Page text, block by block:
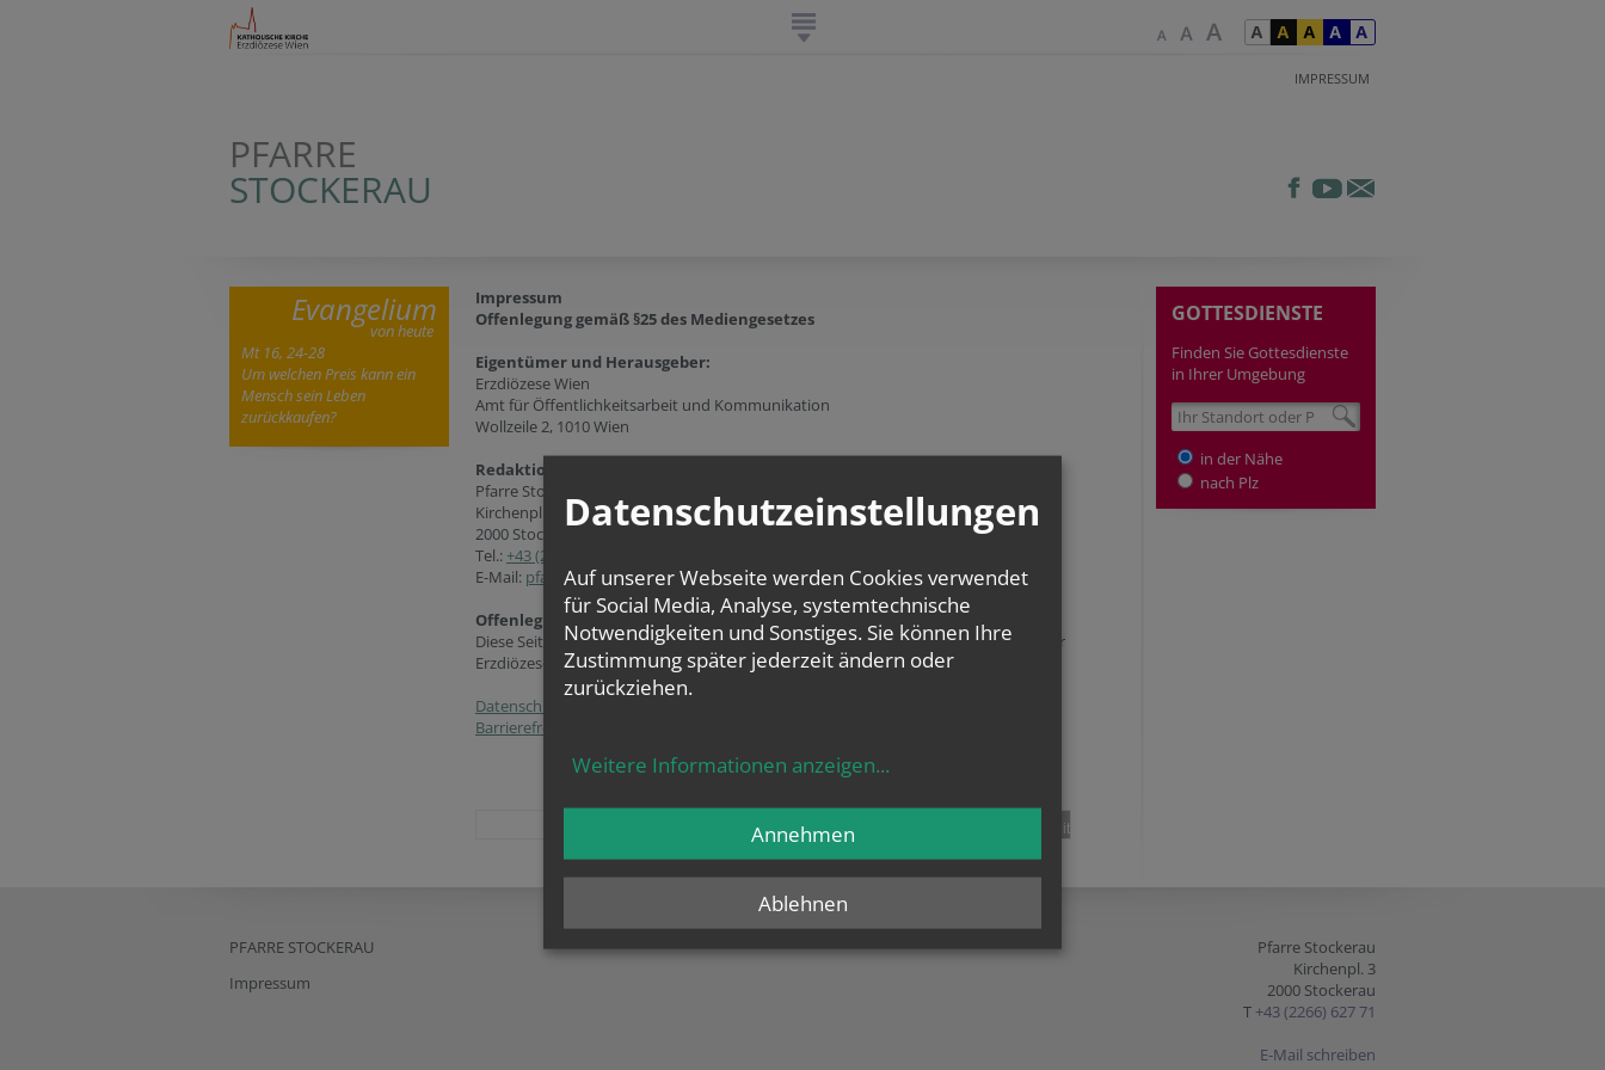
IMPRESSUM
PFARRE
STOCKERAU
Evangelium
von heute
Mt 16, 24-28
Um welchen Preis kann ein
Mensch sein Leben
zurückkaufen?
Impressum
Offenlegung gemäß §25 des Mediengesetzes
Eigentümer und Herausgeber:
Erzdiözese Wien
Amt für Öffentlichkeitsarbeit und Kommunikation
Wollzeile 2, 1010 Wien
Redaktion:
Pfarre Stockerau
Kirchenpl. 3
2000 Stockerau
Tel.: +43 (2266) 627 71
E-Mail: pfarre.stockerau@katholischekirche.at
Offenlegung zur grundlegenden Richtung:
Diese Seite ist der Webauftritt von Pfarre Stockerau im Rahmen des Webportals der
Erzdiözese Wien.
Datenschutzerklärung
Barrierefreiheitserklärung
tweet pin it
GOTTESDIENSTE
Finden Sie Gottesdienste
in Ihrer Umgebung
in der Nähe
nach Plz
PFARRE STOCKERAU
Impressum
Pfarre Stockerau
Kirchenpl. 3
2000 Stockerau
T +43 (2266) 627 71
E-Mail schreiben
Datenschutzeinstellungen
Auf unserer Webseite werden Cookies verwendet
für Social Media, Analyse, systemtechnische
Notwendigkeiten und Sonstiges. Sie können Ihre
Zustimmung später jederzeit ändern oder
zurückziehen.
Weitere Informationen anzeigen...
Ablehnen
Annehmen